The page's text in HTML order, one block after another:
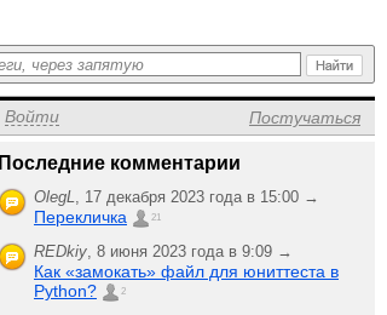
Войти Постучаться
Последние комментарии
OlegL, 17 декабря 2023 года в 15:00 →
Перекличка 21
REDkiy, 8 июня 2023 года в 9:09 →
Как «замокать» файл для юниттеста в
Python?
2